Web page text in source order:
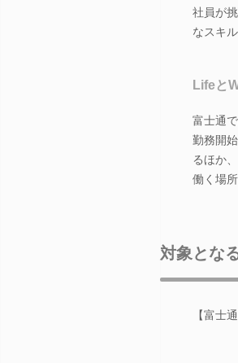
社員が
なスキ
Lifeと
富士通
勤務開
るほか、
働く場
対象とな
【富士